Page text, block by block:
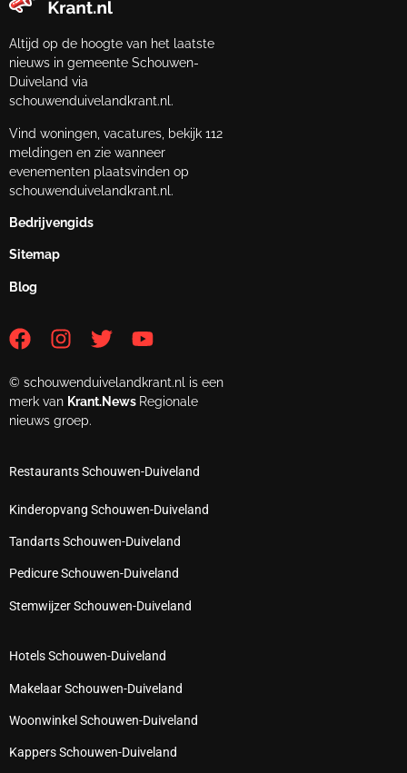
Altijd op de hoogte van het laatste
nieuws in gemeente Schouwen-
Duiveland via
schouwenduivelandkrant.nl.
Vind woningen, vacatures, bekijk 112
meldingen en zie wanneer
evenementen plaatsvinden op
schouwenduivelandkrant.nl.
Bedrijvengids
Sitemap
Blog
© schouwenduivelandkrant.nl is een
merk van Krant.News Regionale
nieuws groep.
Restaurants Schouwen-Duiveland
Kinderopvang Schouwen-Duiveland
Tandarts Schouwen-Duiveland
Pedicure Schouwen-Duiveland
Stemwijzer Schouwen-Duiveland
Hotels Schouwen-Duiveland
Makelaar Schouwen-Duiveland
Woonwinkel Schouwen-Duiveland
Kappers Schouwen-Duiveland